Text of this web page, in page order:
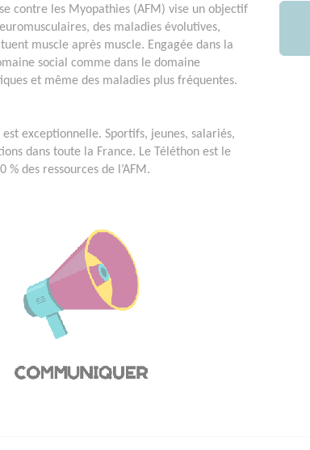
contre les Myopathies (AFM) vise un objectif
des maladies évolutives,
muscle après muscle. Engagée dans la
social comme dans le domaine
et même des maladies plus fréquentes.
exceptionnelle. Sportifs, jeunes, salariés,
dans toute la France. Le Téléthon est le
des ressources de l’AFM.